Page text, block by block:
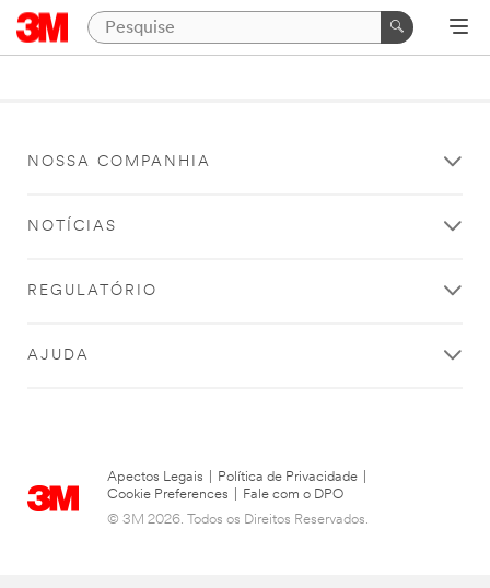
NOSSA COMPANHIA
NOTÍCIAS
REGULATÓRIO
AJUDA
Apectos Legais Política de Privacidade
Cookie Preferences
Fale com o DPO
© 3M 2026. Todos os Direitos Reservados.